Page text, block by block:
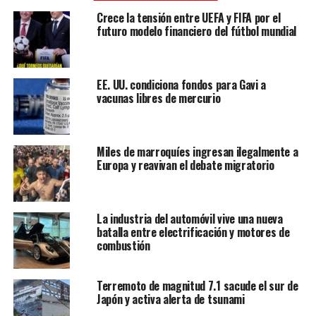
“Mush” Russo era intocable.
general de Nueva York lo mandó a arrestar junto a otras 13
personas -incluida“toda la administración de la familia
del crimen organizado Colombo”– en relación con
Crece la tensión entre UEFA y FIFA por el
futuro modelo financiero del fútbol mundial
EE. UU. condiciona fondos para Gavi a
vacunas libres de mercurio
Miles de marroquíes ingresan ilegalmente a
Europa y reavivan el debate migratorio
La industria del automóvil vive una nueva
batalla entre electrificación y motores de
combustión
Terremoto de magnitud 7.1 sacude el sur de
Japón y activa alerta de tsunami